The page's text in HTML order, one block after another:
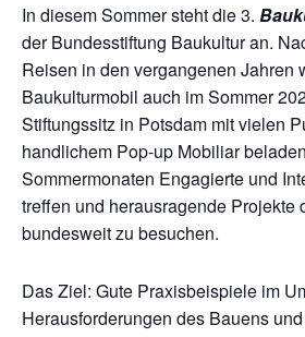
In diesem Sommer steht die 3.
der Bundesstiftung Baukultur an.
Reisen in den vergangenen Jahren
Baukulturmobil auch im Sommer
Stiftungssitz in Potsdam mit vielen
handlichem Pop-up Mobiliar
Sommermonaten Engagierte und
treffen und herausragende Projekte
bundesweit zu besuchen.
Das Ziel: Gute Praxisbeispiele im
Herausforderungen des Bauens